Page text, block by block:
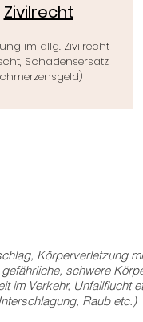
Zivilrecht
im allg. Zivilrecht
Schadensersatz,
Körperverletzung
im Verkehr, Unfallflucht
Raub etc.)